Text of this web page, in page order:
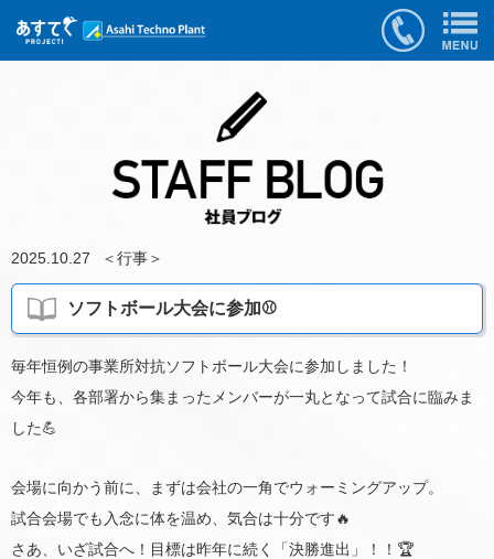
2025.10.27 ＜行事＞
ソフトボール大会に参加⚾️
毎年恒例の事業所対抗ソフトボール大会に参加しました！
今年も、各部署から集まったメンバーが一丸となって試合に臨みま
した💪
会場に向かう前に、まずは会社の一角でウォーミングアップ。
試合会場でも入念に体を温め、気合は十分です🔥
さあ、いざ試合へ！目標は昨年に続く「決勝進出」！！🏆